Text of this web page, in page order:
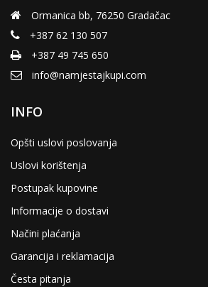
Ormanica bb, 76250 Gradačac
+387 62 130 507
+387 49 745 650
info@namjestajkupi.com
INFO
Opšti uslovi poslovanja
Uslovi korištenja
Postupak kupovine
Informacije o dostavi
Načini plaćanja
Garancija i reklamacija
Česta pitanja